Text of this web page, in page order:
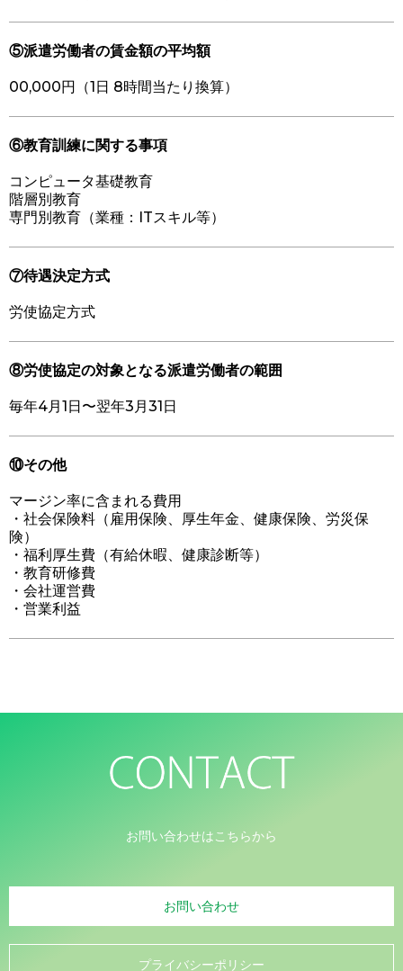
⑤派遣労働者の賃金額の平均額
00,000円（1日 8時間当たり換算）
⑥教育訓練に関する事項
コンピュータ基礎教育
階層別教育
専門別教育（業種：ITスキル等）
⑦待遇決定方式
労使協定方式
⑧労使協定の対象となる派遣労働者の範囲
毎年4月1日〜翌年3月31日
⑩その他
マージン率に含まれる費用
・社会保険料（雇用保険、厚生年金、健康保険、労災保
険）
・福利厚生費（有給休暇、健康診断等）
・教育研修費
・会社運営費
・営業利益
お問い合わせはこちらから
お問い合わせ
プライバシーポリシー